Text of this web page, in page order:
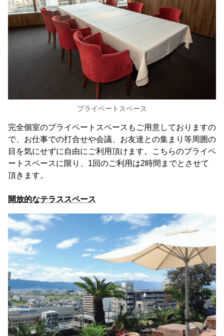
プライベートスペース
完全個室のプライベートスペースもご用意しておりますの
で、お仕事での打合せや会議、お友達との集まり等周囲の
目を気にせずに自由にご利用頂けます。こちらのプライベ
ートスペースに限り、1回のご利用は2時間までとさせて
頂きます。
開放的なテラススペース